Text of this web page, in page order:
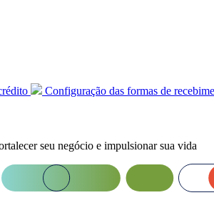
Configuração das formas de
seu negócio e impulsionar sua vida